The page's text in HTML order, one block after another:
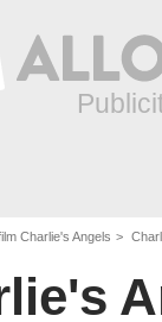
Charlie's Angels